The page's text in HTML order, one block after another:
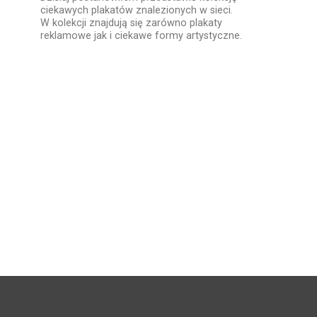
ciekawych plakatów znalezionych w sieci.
W kolekcji znajdują się zarówno plakaty
reklamowe jak i ciekawe formy artystyczne.